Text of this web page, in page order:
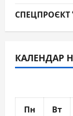
СПЕЦПРОЄКТ
КАЛЕНДАР
Пн Вт